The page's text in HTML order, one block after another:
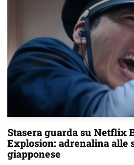
Stasera guarda su Netflix
Explosion: adrenalina
giapponese